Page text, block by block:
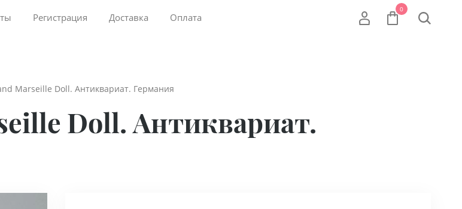
Регистрация Доставка Оплата
0
Marseille Doll. Антиквариат. Германия
Doll. Антиквариат.